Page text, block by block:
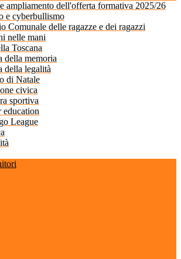
ampliamento dell'offerta formativa 2025/26
e cyberbullismo
Comunale delle ragazze e dei ragazzi
nelle mani
Toscana
della memoria
della legalità
di Natale
civica
sportiva
education
League